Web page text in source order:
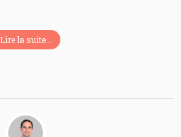
Lire la suite...